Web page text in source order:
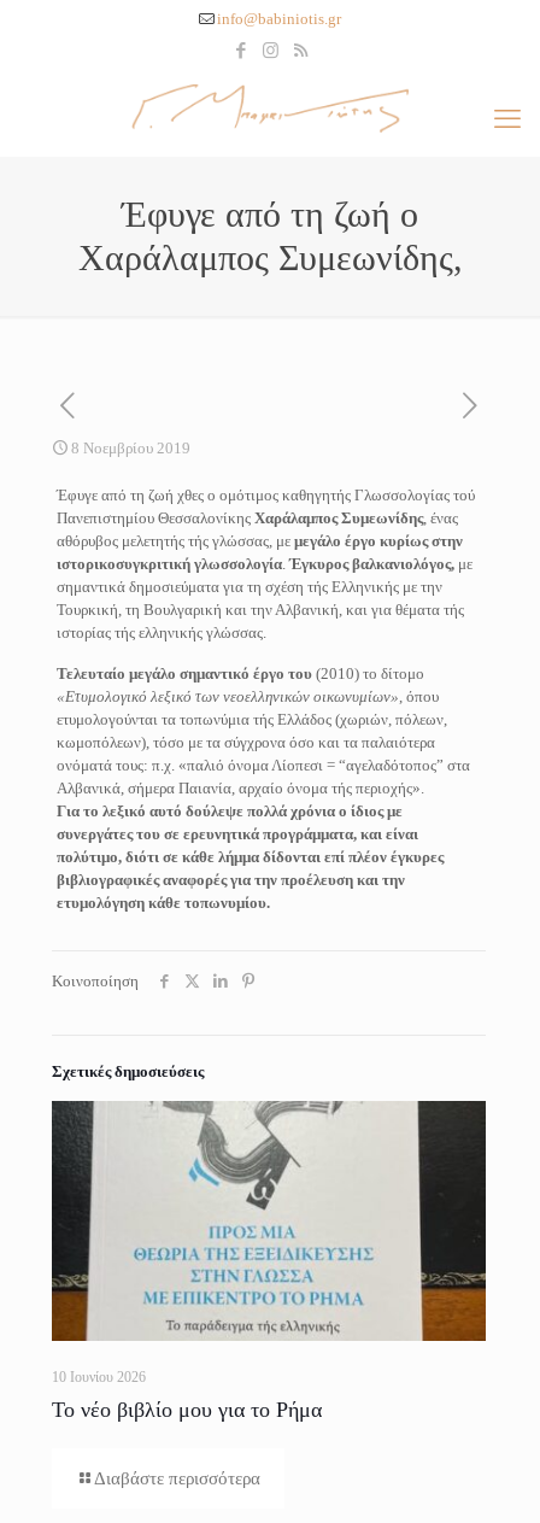
info@babiniotis.gr
Έφυγε από τη ζωή ο
Χαράλαμπος Συμεωνίδης,
8 Νοεμβρίου 2019
Έφυγε από τη ζωή χθες ο ομότιμος καθηγητής Γλωσσολογίας τού
Πανεπιστημίου Θεσσαλονίκης Χαράλαμπος Συμεωνίδης, ένας
αθόρυβος μελετητής τής γλώσσας, με μεγάλο έργο κυρίως στην
ιστορικοσυγκριτική γλωσσολογία.Έγκυρος βαλκανιολόγος,με
σημαντικά δημοσιεύματα για τη σχέση τής Ελληνικής με την
Τουρκική, τη Βουλγαρική και την Αλβανική, και για θέματα τής
ιστορίας τής ελληνικής γλώσσας.
Τελευταίο μεγάλο σημαντικό έργο του(2010) το δίτομο
«Ετυμολογικό λεξικό των νεοελληνικών οικωνυμίων», όπου
ετυμολογούνται τα τοπωνύμια τής Ελλάδος (χωριών, πόλεων,
κωμοπόλεων), τόσο με τα σύγχρονα όσο και τα παλαιότερα
ονόματά τους: π.χ. «παλιό όνομα Λίοπεσι = “αγελαδότοπος” στα
Αλβανικά, σήμερα Παιανία, αρχαίο όνομα τής περιοχής».
Για το λεξικό αυτό δούλεψε πολλά χρόνια ο ίδιος με
συνεργάτες του σε ερευνητικά προγράμματα, και είναι
πολύτιμο, διότι σε κάθε λήμμα δίδονται επί πλέον έγκυρες
βιβλιογραφικές αναφορές για την προέλευση και την
ετυμολόγηση κάθε τοπωνυμίου.
Κοινοποίηση
Σχετικές δημοσιεύσεις
10 Ιουνίου 2026
Το νέο βιβλίο μου για το Ρήμα
Διαβάστε περισσότερα